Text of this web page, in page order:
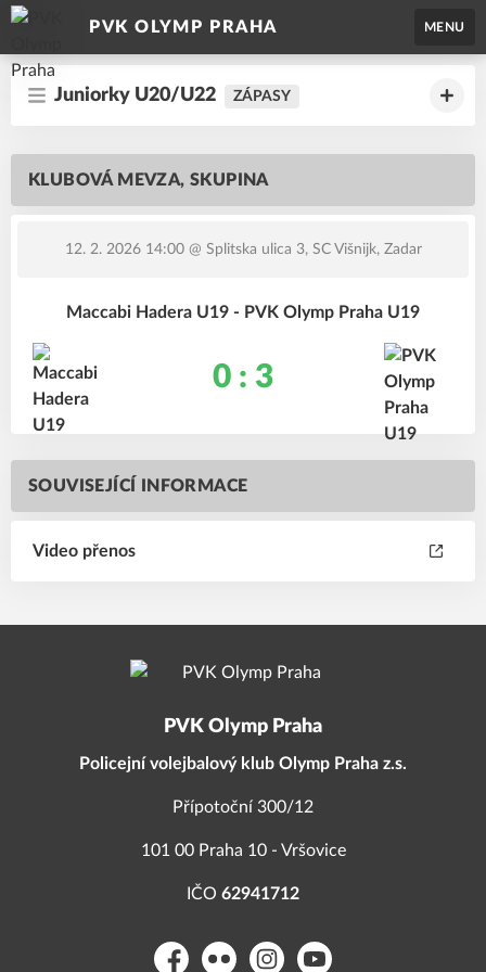
PVK OLYMP PRAHA MENU
Juniorky U20/U22 ZÁPASY
KLUBOVÁ MEVZA, SKUPINA
12. 2. 2026 14:00@ Splitska ulica 3, SC Višnijk, Zadar
Maccabi Hadera U19 - PVK Olymp Praha U19
0 : 3
SOUVISEJÍCÍ INFORMACE
Video přenos
PVK Olymp Praha
Policejní volejbalový klub Olymp Praha z.s.
Přípotoční 300/12
101 00 Praha 10 - Vršovice
IČO 62941712